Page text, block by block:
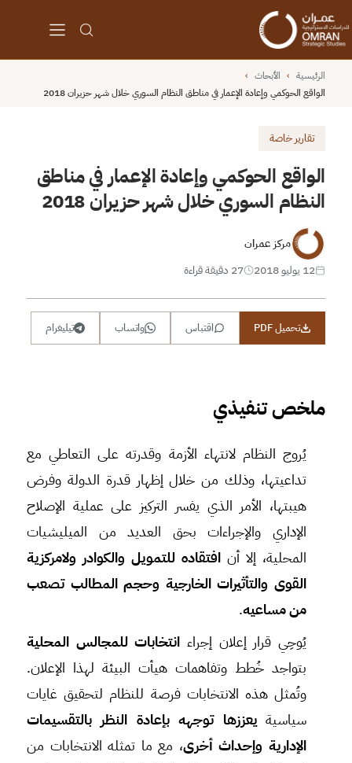
الرئيسية › الأبحاث ›
الواقع الحوكمي وإعادة الإعمار في مناطق النظام السوري خلال شهر حزيران 2018
تقارير خاصة
الواقع الحوكمي وإعادة الإعمار في مناطق
النظام السوري خلال شهر حزيران 2018
مركز عمران
12 يوليو 2018
27 دقيقة قراءة
تحميل PDF اقتباس واتساب تيليغرام
ملخص تنفيذي
يُروج النظام لانتهاء الأزمة وقدرته على التعاطي مع
تداعيتها، وذلك من خلال إظهار قدرة الدولة وفرض
هيبتها، الأمر الذي يفسر التركيز على عملية الإصلاح
الإداري والإجراءات بحق العديد من الميليشيات
المحلية، إلا أن افتقاده للتمويل والكوادر ولامركزية
القوى والتأثيرات الخارجية وحجم المطالب تصعب
من مساعيه.
يُوحِي قرار إعلان إجراء انتخابات للمجالس المحلية
بتواجد خُطط وتفاهمات هيأت البيئة لهذا الإعلان.
وتُمثل هذه الانتخابات فرصة للنظام لتحقيق غايات
سياسيةيعززها توجهه بإعادة النظر بالتقسيمات
الإدارية وإحداث أخرى، مع ما تمثله الانتخابات من